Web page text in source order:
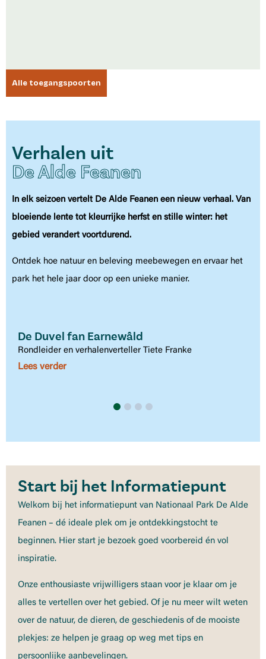
Alle toegangspoorten
Verhalen uit
De Alde Feanen
In elk seizoen vertelt De Alde Feanen een nieuw verhaal. Van
bloeiende lente tot kleurrijke herfst en stille winter: het
gebied verandert voortdurend.
Ontdek hoe natuur en beleving meebewegen en ervaar het
park het hele jaar door op een unieke manier.
De boer die duurzaamheid oogst
Vernieuwend ondernemer en verhalenverteller Jacob
Nauta
Start bij het Informatiepunt
Welkom bij het informatiepunt van Nationaal Park De Alde
Feanen – dé ideale plek om je ontdekkingstocht te
beginnen. Hier start je bezoek goed voorbereid én vol
inspiratie.
Onze enthousiaste vrijwilligers staan voor je klaar om je
alles te vertellen over het gebied. Of je nu meer wilt weten
over de natuur, de dieren, de geschiedenis of de mooiste
plekjes: ze helpen je graag op weg met tips en
persoonlijke aanbevelingen.